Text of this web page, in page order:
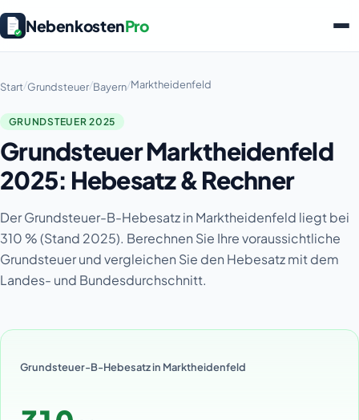
NebenkostenPro
Start/Grundsteuer/Bayern/Marktheidenfeld
GRUNDSTEUER 2025
Grundsteuer Marktheidenfeld
2025: Hebesatz & Rechner
Der Grundsteuer-B-Hebesatz in Marktheidenfeld liegt bei
310 % (Stand 2025). Berechnen Sie Ihre voraussichtliche
Grundsteuer und vergleichen Sie den Hebesatz mit dem
Landes- und Bundesdurchschnitt.
Grundsteuer-B-Hebesatz in Marktheidenfeld